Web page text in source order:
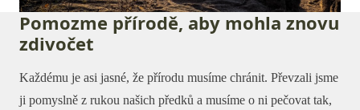
Pomozme přírodě, aby mohla znovu
zdivočet
Každému je asi jasné, že přírodu musíme chránit. Převzali jsme
ji pomyslně z rukou našich předků a musíme o ni pečovat tak,